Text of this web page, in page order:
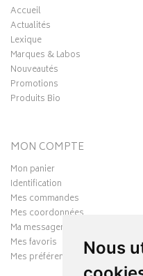
Nous
Accueil
Actualités
Lexique
Marques & Labos
Nouveautés
Promotions
Produits Bio
MON COMPTE
Mon panier
Identification
Mes commandes
Mes coordonnées
Ma messagerie
Mes favoris
Mes préférences Cookies